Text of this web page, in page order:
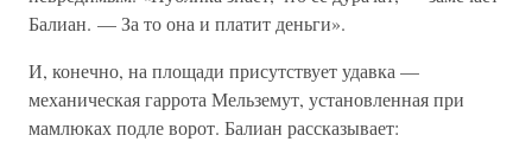
Балиан. — За то она и платит деньги».
И, конечно, на площади присутствует удавка —
механическая гаррота Мельземут, установленная при
мамлюках подле ворот. Балиан рассказывает: